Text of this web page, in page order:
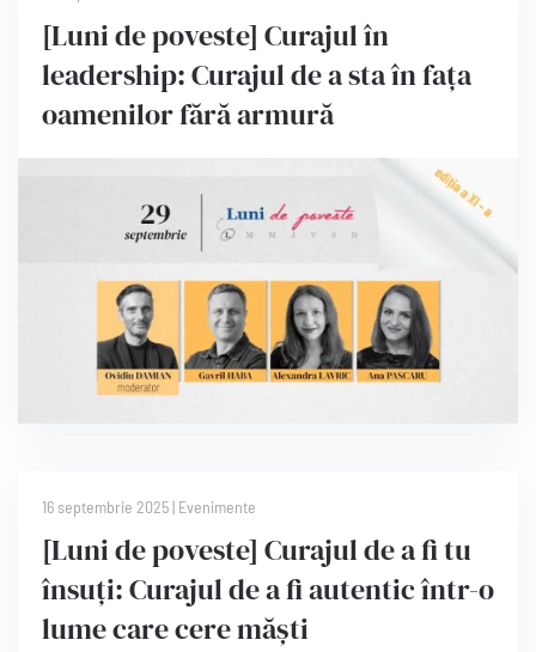
[Luni de poveste] Curajul în
leadership: Curajul de a sta în fața
oamenilor fără armură
16 septembrie 2025 | Evenimente
[Luni de poveste] Curajul de a fi tu
însuți: Curajul de a fi autentic într-o
lume care cere măști